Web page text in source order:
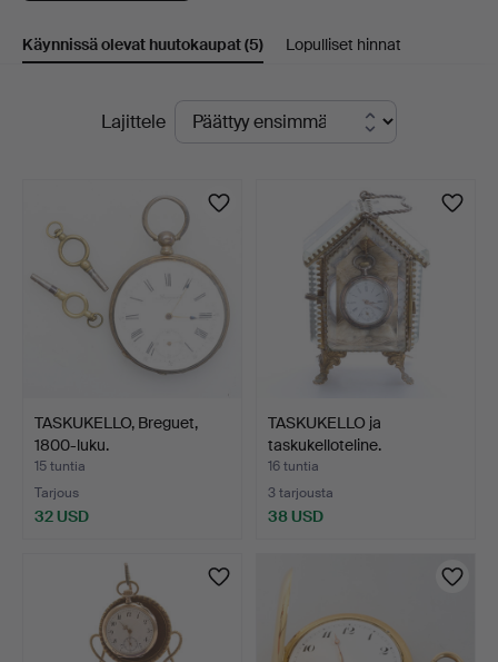
RA
Norrköping
yrityksessä
Käynnissä olevat huutokaupat(5) Lopulliset hinnat
Käynnissä
huutokaupat
Lajittele
TASKUKELLO, Breguet,
1800-luku.
15 tuntia
Tarjous
32 USD
TASKUKELLO ja
taskukelloteline.
16 tuntia
3 tarjousta
38 USD